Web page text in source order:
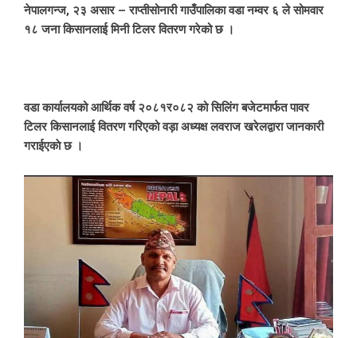
नेपालगन्ज, २३ असार – राप्तीसोनारी गाउँपालिका वडा नम्वर ६ ले सोमवार
१८ जना किसानलाई मिनी टिलर वितरण गरेको छ ।
वडा कार्यालयको आर्थिक वर्ष २०८१र०८२ को सिलिंग बजेटमार्फत पावर
टिलर किसानलाई वितरण गरिएको वड़ा अध्यक्ष लवराज खरेलद्वारा जानकारी
गराईएकाे छ ।